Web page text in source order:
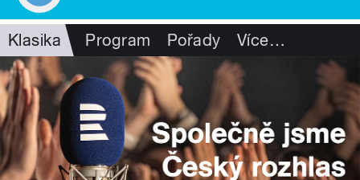
Klasika Program Pořady Více…